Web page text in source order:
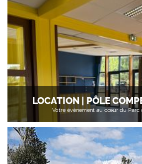
LOCATION | PÔLE
Votre événement au cœur du Parc